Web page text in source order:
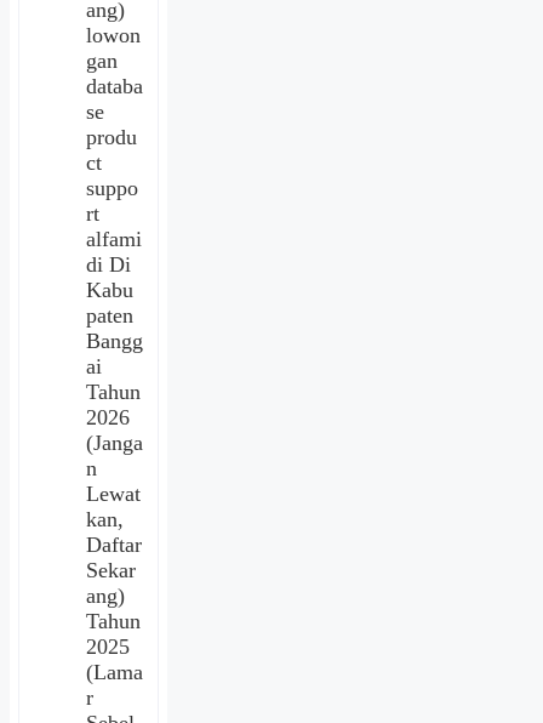
ang)
lowon
gan
databa
se
produ
ct
suppo
rt
alfami
di Di
Kabu
paten
Bangg
ai
Tahun
2026
(Janga
n
Lewat
kan,
Daftar
Sekar
ang)
Tahun
2025
(Lama
r